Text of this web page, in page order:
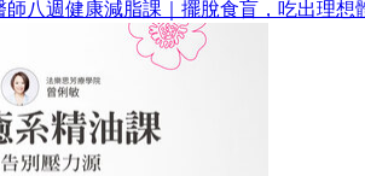
師八週健康減脂課｜擺脫食盲，吃出理想